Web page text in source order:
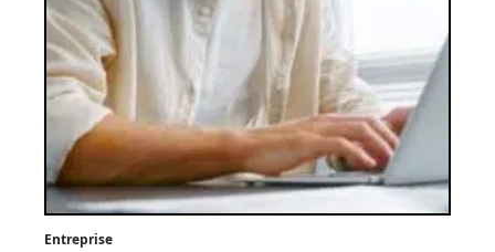
Entreprise